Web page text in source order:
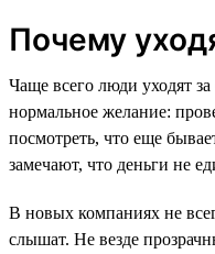
Почему
Чаще всего люди уходят
нормальное желание:
посмотреть, что еще
замечают, что деньги не
В новых компаниях не
слышат. Не везде